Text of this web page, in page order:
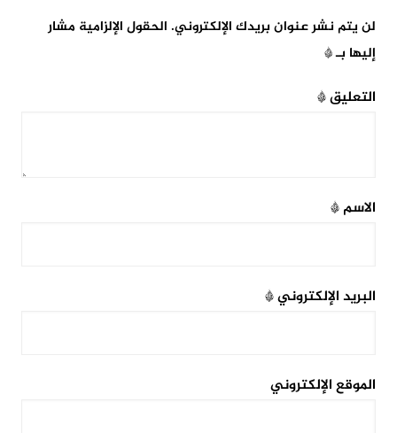
لن يتم نشر عنوان بريدك الإلكتروني. الحقول الإلزامية مشار
إليها بـ*
التعليق*
الاسم*
البريد الإلكتروني*
الموقع الإلكتروني